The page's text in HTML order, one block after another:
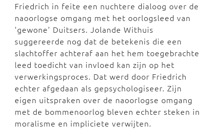
Friedrich in feite een nuchtere dialoog over de
naoorlogse omgang met het oorlogsleed van
'gewone' Duitsers. Jolande Withuis
suggereerde nog dat de betekenis die een
slachtoffer achteraf aan het hem toegebrachte
leed toedicht van invloed kan zijn op het
verwerkingsproces. Dat werd door Friedrich
echter afgedaan als gepsychologiseer. Zijn
eigen uitspraken over de naoorlogse omgang
met de bommenoorlog bleven echter steken in
moralisme en impliciete verwijten.